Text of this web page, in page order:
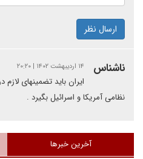
ارسال نظر
ناشناس ۱۴ اردیبهشت ۱۴۰۲ | ۲۰:۲۰
ایران باید تضمینهای
نظامی آمریکا و اسرائیل بگیرد .
آخرین خبرها